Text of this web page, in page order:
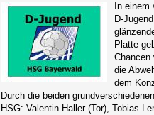
In
D-
Platte
Chancen
die
dem
Durch die beiden
HSG: Valentin Haller (Tor), Tobias